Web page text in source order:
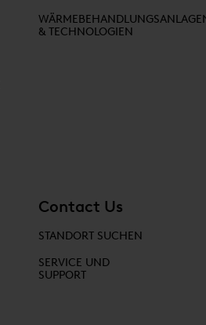
& TECHNOLOGIEN
Contact Us
STANDORT SUCHEN
SERVICE UND
SUPPORT